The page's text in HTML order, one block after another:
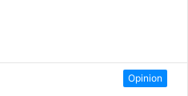
Opinion